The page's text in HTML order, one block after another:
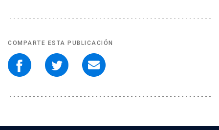
COMPARTE ESTA PUBLICACIÓN